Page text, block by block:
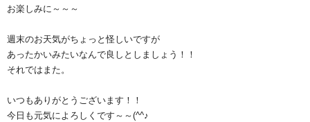
お楽しみに～～～
週末のお天気がちょっと怪しいですが
あったかいみたいなんで良しとしましょう！！
それではまた。
いつもありがとうございます！！
今日も元気によろしくです～～(^^♪